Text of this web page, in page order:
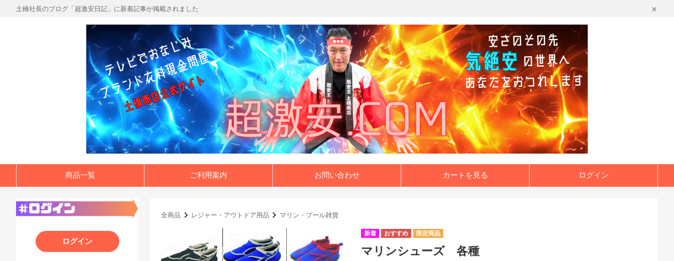
土橋社長のブログ「超激安日記」に新着記事が掲載されました
商品一覧 ご利用案内 お問い合わせ カートを見る ログイン
全商品 レジャー・アウトドア用品 マリン・プール雑貨
マリンシューズ 各種
ログイン